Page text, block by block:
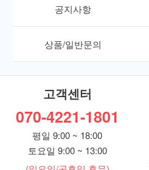
공지사항
상품/일반문의
고객센터
070-4221-1801
평일 9:00 ~ 18:00
토요일 9:00 ~ 13:00